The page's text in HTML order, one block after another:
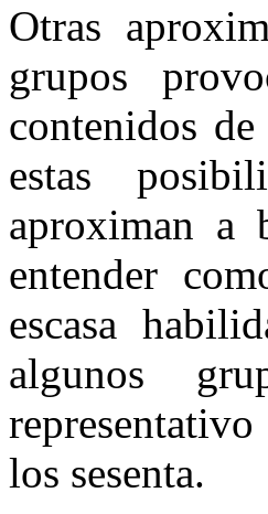
Otras
grupos
contenidos
estas
aproximan a
entender
escasa
algunos
los sesenta.